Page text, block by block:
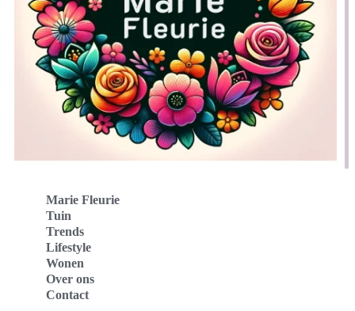
Marie Fleurie
Tuin
Trends
Lifestyle
Wonen
Over ons
Contact